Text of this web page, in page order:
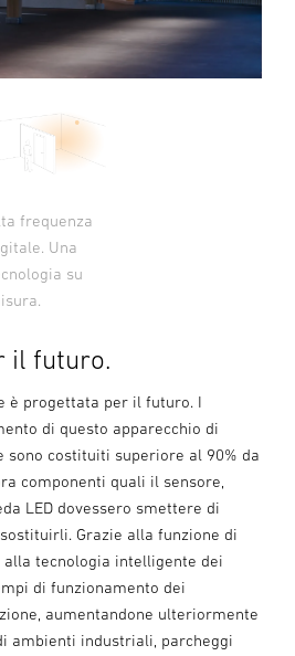
frequenza
Una
su
il futuro.
è progettata per il futuro. I
di questo apparecchio di
sono costituiti superiore al 90% da
componenti quali il sensore,
LED dovessero smettere di
Grazie alla funzione di
tecnologia intelligente dei
di funzionamento dei
aumentandone ulteriormente
ambienti industriali, parcheggi